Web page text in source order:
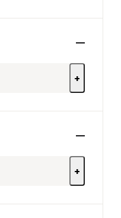
+
+